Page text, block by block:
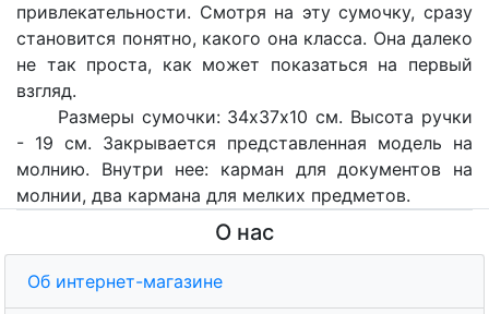
привлекательности. Смотря на эту сумочку, сразу
становится понятно, какого она класса. Она далеко
не так проста, как может показаться на первый
взгляд.
Размеры сумочки: 34х37x10 см. Высота ручки
- 19 см. Закрывается представленная модель на
молнию. Внутри нее: карман для документов на
молнии, два кармана для мелких предметов.
О нас
Об интернет-магазине